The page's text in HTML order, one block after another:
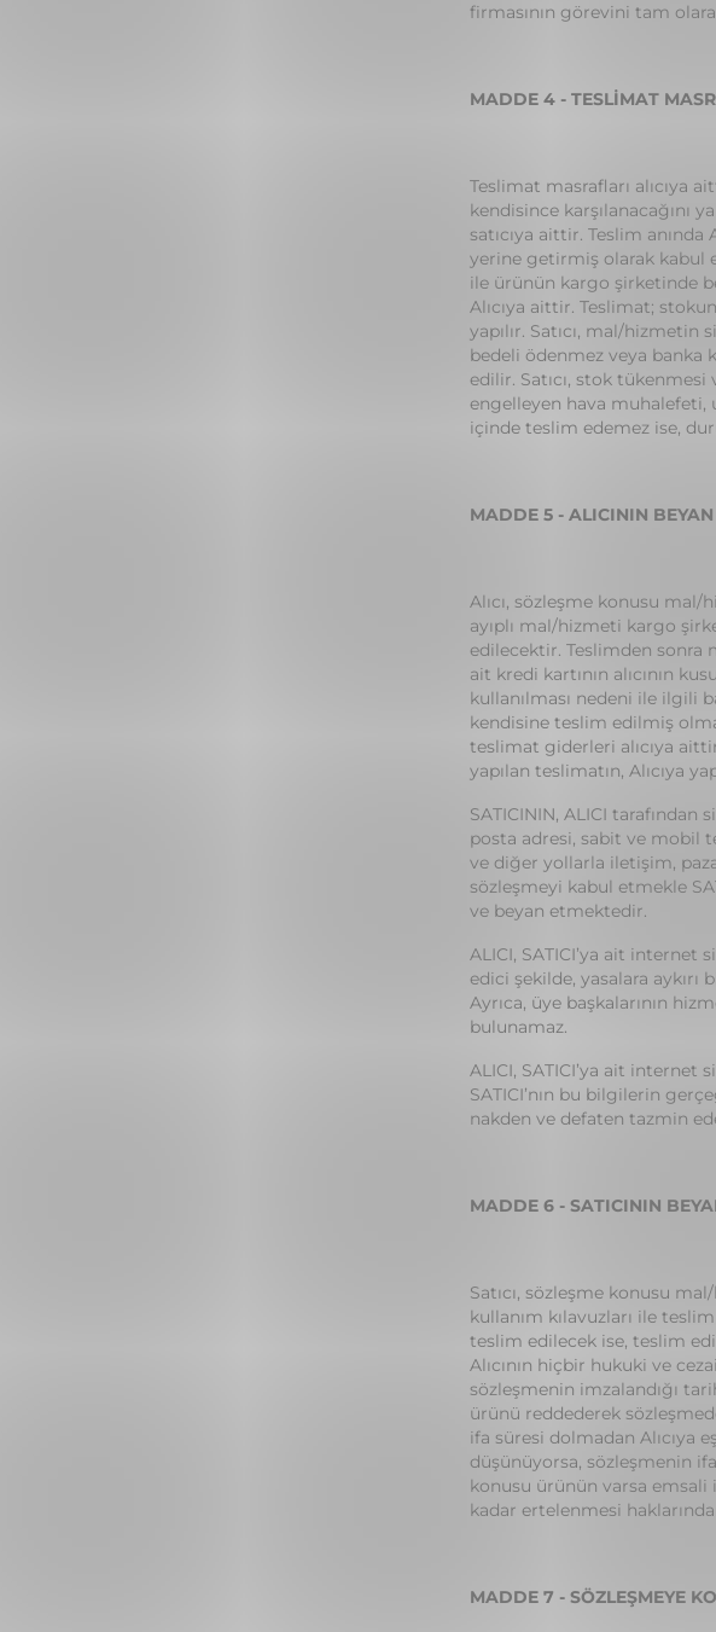
firmasının görevini tam
MADDE 4 - TESLİMAT
Teslimat masrafları alıcıya
kendisince karşılanacağını
satıcıya aittir. Teslim
yerine getirmiş olarak kabul
ile ürünün kargo şirketinde
Alıcıya aittir. Teslimat;
yapılır. Satıcı, mal/
bedeli ödenmez veya banka
edilir. Satıcı, stok
engelleyen hava muhalefeti,
içinde teslim edemez ise,
MADDE 5 - ALICININ
Alıcı, sözleşme konusu mal/
ayıplı mal/hizmeti kargo
edilecektir. Teslimden sonra
ait kredi kartının alıcının
kullanılması nedeni ile ilgili
kendisine teslim edilmiş
teslimat giderleri alıcıya
yapılan teslimatın, Alıcıya
SATICININ, ALICI
posta adresi, sabit ve mobil
ve diğer yollarla iletişim,
sözleşmeyi kabul etmekle
ve beyan etmektedir.
ALICI, SATICI’ya ait internet
edici şekilde, yasalara
Ayrıca, üye başkalarının
bulunamaz.
ALICI, SATICI’ya ait
SATICI’nın bu bilgilerin
nakden ve defaten tazmin
MADDE 6 - SATICININ
Satıcı, sözleşme konusu
kullanım kılavuzları ile
teslim edilecek ise, teslim
Alıcının hiçbir hukuki ve
sözleşmenin imzalandığı
ürünü reddederek
ifa süresi dolmadan Alıcıya
düşünüyorsa, sözleşmenin
konusu ürünün varsa
kadar ertelenmesi
MADDE 7 - SÖZLEŞMEYE